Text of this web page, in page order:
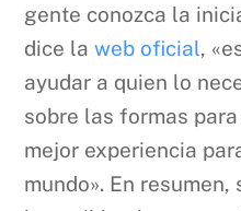
gente conozca la
dice laweb oficial,
ayudar a quien lo
sobre las formas
mejor experiencia
mundo». En